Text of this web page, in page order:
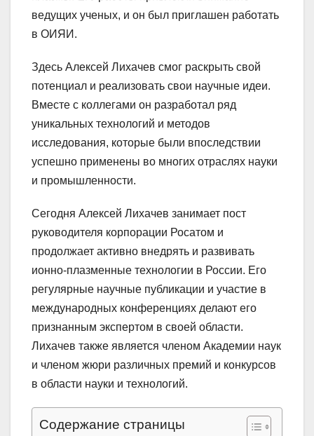
ведущих ученых, и он был приглашен работать
в ОИЯИ.
Здесь Алексей Лихачев смог раскрыть свой
потенциал и реализовать свои научные идеи.
Вместе с коллегами он разработал ряд
уникальных технологий и методов
исследования, которые были впоследствии
успешно применены во многих отраслях науки
и промышленности.
Сегодня Алексей Лихачев занимает пост
руководителя корпорации Росатом и
продолжает активно внедрять и развивать
ионно-плазменные технологии в России. Его
регулярные научные публикации и участие в
международных конференциях делают его
признанным экспертом в своей области.
Лихачев также является членом Академии наук
и членом жюри различных премий и конкурсов
в области науки и технологий.
Содержание страницы